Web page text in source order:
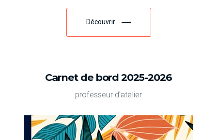
Découvrir
Carnet de bord 2025-2026
professeur d'atelier